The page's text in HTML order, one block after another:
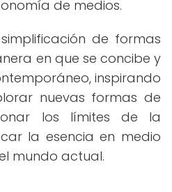
de medios.
de formas
en que se concibe y
inspirando
nuevas formas de
los límites de la
la esencia en medio
mundo actual.